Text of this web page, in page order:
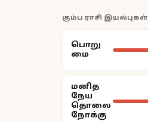
கும்ப ராசி இயல்புகள்
பொறு
மை
மனித
நேய
தொலை
நோக்கு